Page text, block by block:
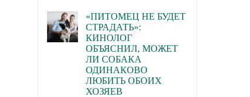
«ПИТОМЕЦ НЕ БУДЕТ
СТРАДАТЬ»:
КИНОЛОГ
ОБЪЯСНИЛ, МОЖЕТ
ЛИ СОБАКА
ОДИНАКОВО
ЛЮБИТЬ ОБОИХ
ХОЗЯЕВ